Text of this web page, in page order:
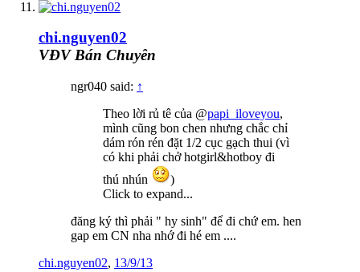
chi.nguyen02
VĐV Bán Chuyên
ngr040 said: ↑
Theo lời rủ tê của @papi_iloveyou,
mình cũng bon chen nhưng chắc chỉ
dám rón rén đặt 1/2 cục gạch thui (vì
có khi phải chở hotgirl&hotboy đi
thú nhún
)
Click to expand...
đăng ký thì phải " hy sinh" để đi chứ em. hen
gap em CN nha nhớ đi hé em ....
chi.nguyen02, 13/9/13